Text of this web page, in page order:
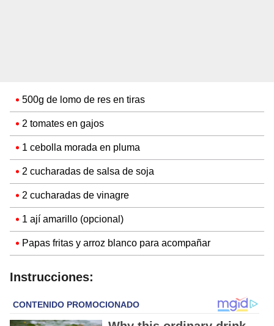
500g de lomo de res en tiras
2 tomates en gajos
1 cebolla morada en pluma
2 cucharadas de salsa de soja
2 cucharadas de vinagre
1 ají amarillo (opcional)
Papas fritas y arroz blanco para acompañar
Instrucciones: